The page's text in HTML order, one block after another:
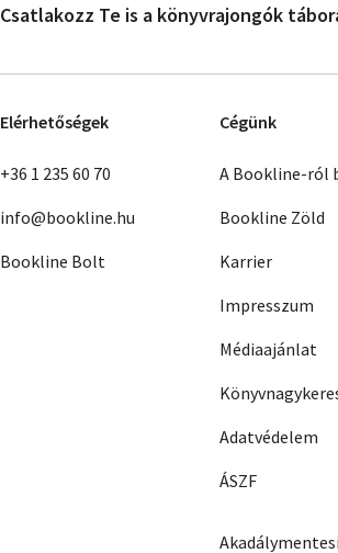
Csatlakozz Te is a könyvrajongók
Elérhetőségek
+36 1 235 60 70
info@bookline.hu
Bookline Bolt
Cégünk
A Bookline-ról
Bookline Zöld
Karrier
Impresszum
Médiaajánlat
Adatvédelem
ÁSZF